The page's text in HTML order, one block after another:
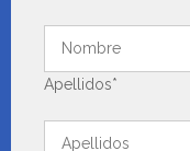
Apellidos*